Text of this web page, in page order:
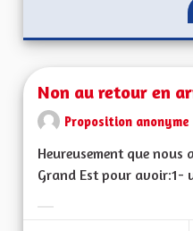
Non au retour en
Proposition anonyme
Heureusement que
Grand Est pour avoir:1-